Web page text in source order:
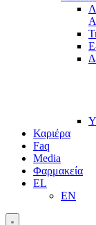
Καριέρα
Faq
Media
Φαρμακεία
EL
EN